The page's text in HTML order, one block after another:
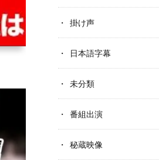
掛け声
日本語字幕
未分類
番組出演
秘蔵映像